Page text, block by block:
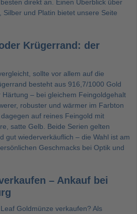
direkt an. Einen Überblick über
und Platin bietet unsere Seite
Krügerrand: der
sollte vor allem auf die
besteht aus 916,7/1000 Gold
– bei gleichem Feingoldgehalt
robuster und wärmer im Farbton
auf reines Feingold mit
satte Gelb. Beide Serien gelten
gut wiederverkäuflich – die Wahl ist am
Geschmacks bei Optik und
– Ankauf bei
Goldmünze verkaufen? Als